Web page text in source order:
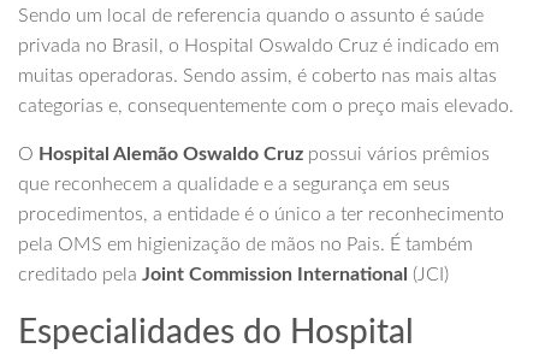
Sendo um local de referencia quando o assunto é saúde
privada no Brasil, o Hospital Oswaldo Cruz é indicado em
muitas operadoras. Sendo assim, é coberto nas mais altas
categorias e, consequentemente com o preço mais elevado.
O Hospital Alemão Oswaldo Cruz possui vários prêmios
que reconhecem a qualidade e a segurança em seus
procedimentos, a entidade é o único a ter reconhecimento
pela OMS em higienização de mãos no Pais. É também
creditado pela Joint Commission International (JCI)
Especialidades do Hospital